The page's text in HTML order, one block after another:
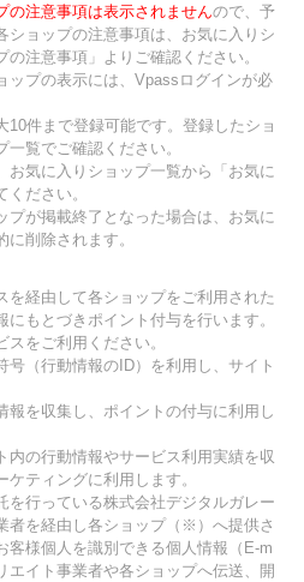
の注意事項は表示されませんので、予
ショップの注意事項は、お気に入りシ
の注意事項」よりご確認ください。
ップの表示には、Vpassログインが必
10件まで登録可能です。登録したショ
覧でご確認ください。
お気に入りショップ一覧から「お気に
ださい。
プが掲載終了となった場合は、お気に
削除されます。
を経由して各ショップをご利用された
もとづきポイント付与を行います。
をご利用ください。
号（行動情報のID）を利用し、サイト
報を収集し、ポイントの付与に利用し
内の行動情報やサービス利用実績を収
ティングに利用します。
を行っている株式会社デジタルガレー
者を経由し各ショップ（※）へ提供さ
客様個人を識別できる個人情報（E-m
エイト事業者や各ショップへ伝送、開